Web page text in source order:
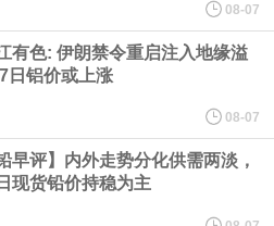
市场公司（CBOE GLOBAL MARKETS
算所将于 8 月 24 日起，将证券融资交易清算
类。
，跟随隔夜交易中回调的美国同行，凸显了
08-07
有色: 伊朗禁令重启注入地缘溢
日铝价或上涨
08-07
早评】内外走势分化供需两淡，
现货铅价持稳为主